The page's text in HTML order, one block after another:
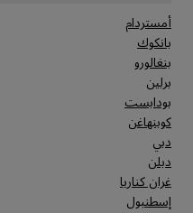
أمستردام
بانكوك
بنغالورو
برلين
بودابست
كوبنهاغن
دبي
دبلن
غران كناريا
إسطنبول